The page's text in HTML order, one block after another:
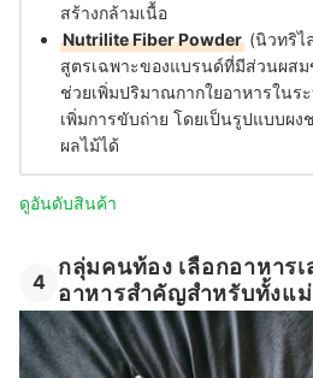
สร้างกล้ามเนื้อ
Nutrilite Fiber Powder (นิวทริไ
สูตรเฉพาะของแบรนด์ที่มีส่วนผส
ช่วยเพิ่มปริมาณกากใยอาหารในร
เพิ่มการขับถ่าย โดยเป็นรูปแบบผ
ผลไม้ได้
ดูอันดับสินค้า
4
กลุ่มคนท้อง เลือกอาหาร
อาหารสำคัญสำหรับทั้งแ